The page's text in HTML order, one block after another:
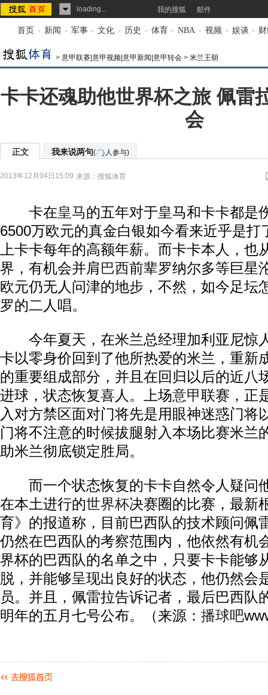
loading... 我的搜狐 邮件
首页 - 新闻 - 军事 - 文化 - 历史 - 体育 - NBA - 视频 - 娱谈 -
> 意甲联赛|意甲视频|意甲新闻|意甲转会 > 米兰王朝
卡卡还魂助他世界杯之旅 佩雷
会
正文 我来说两句( 人参与)
2013年12月04日15:09 来源： 搜狐体育
卡在皇马的五年对于皇马和卡卡都是
6500万欧元的真金白银如今看来近乎是打
上卡卡每年的高额年薪。而卡卡本人，也
界，有机会并肩巴西前辈罗纳尔多等巨星
欧元仍无人问津的地步，不然，如今足坛
罗的二人唱。
今年夏天，在米兰总经理加利亚尼惊
卡以零身价回到了他所热爱的米兰，重新
的重要组成部分，并且在回归以后的近八
进球，状态恢复喜人。上场意甲联赛，正
入对方禁区面对门将先是用眼神迷惑门将
门将不注意的时候拔腿射入本场比赛米兰
助米兰彻底锁定胜局。
而一个状态恢复的卡卡自然令人疑问
在本土进行的世界杯决赛圈的比赛，最新
育》的报道称，目前巴西队的技术顾问佩
仍然在巴西队的考察范围内，他依然有机
界杯的巴西队的名单之中，只要卡卡能够
脱，并能够呈现出良好的状态，他仍然会
员。并且，佩雷拉告诉记者，最后巴西队
明年的五月七号公布。（来源： 播球吧